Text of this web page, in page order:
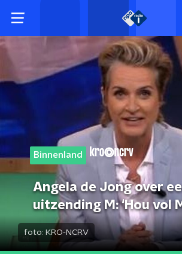
Binnenland
Angela de Jong over
uitzending M: ‘Hou vol
foto: KRO-NCRV